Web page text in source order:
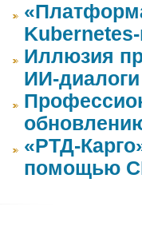
Иллюзия
ИИ-
«РТД-
помощью